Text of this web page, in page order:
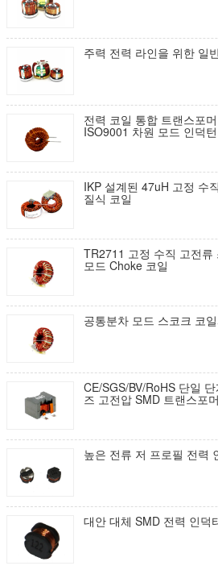
주력 전력 라인을 위한 일
전력 코일 통합 트랜스포
ISO9001 차원 모드 인덕
IKP 설계된 47uH 고정 수
질식 코일
TR2711 고정 수직 고전
모드 Choke 코일
공통분차 모드 스코크 코
CE/SGS/BV/RoHS 단일
즈 고전압 SMD 트랜스포머
높은 전류 저 프로필 전력
대안 대체 SMD 전력 인덕